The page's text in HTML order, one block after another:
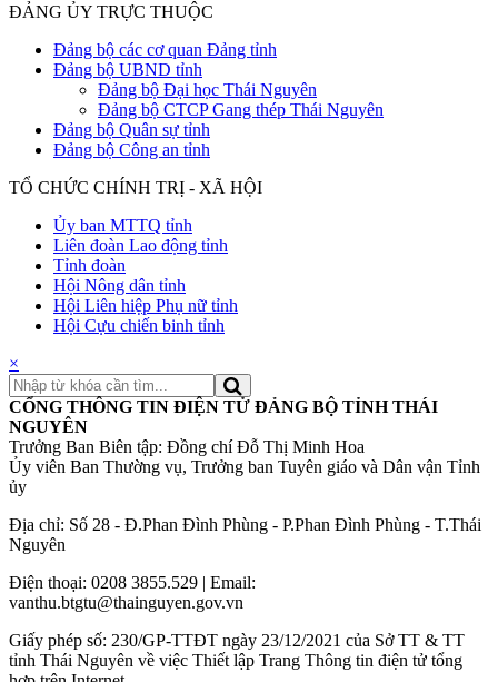
ĐẢNG ỦY TRỰC THUỘC
Đảng bộ các cơ quan Đảng tỉnh
Đảng bộ UBND tỉnh
Đảng bộ Đại học Thái Nguyên
Đảng bộ CTCP Gang thép Thái Nguyên
Đảng bộ Quân sự tỉnh
Đảng bộ Công an tỉnh
TỔ CHỨC CHÍNH TRỊ - XÃ HỘI
Ủy ban MTTQ tỉnh
Liên đoàn Lao động tỉnh
Tỉnh đoàn
Hội Nông dân tỉnh
Hội Liên hiệp Phụ nữ tỉnh
Hội Cựu chiến binh tỉnh
×
CỔNG THÔNG TIN ĐIỆN TỬ ĐẢNG BỘ TỈNH THÁI
NGUYÊN
Trưởng Ban Biên tập: Đồng chí Đỗ Thị Minh Hoa
Ủy viên Ban Thường vụ, Trưởng ban Tuyên giáo và Dân vận Tỉnh
ủy
Địa chỉ: Số 28 - Đ.Phan Đình Phùng - P.Phan Đình Phùng - T.Thái
Nguyên
Điện thoại: 0208 3855.529 | Email:
vanthu.btgtu@thainguyen.gov.vn
Giấy phép số: 230/GP-TTĐT ngày 23/12/2021 của Sở TT & TT
tỉnh Thái Nguyên về việc Thiết lập Trang Thông tin điện tử tổng